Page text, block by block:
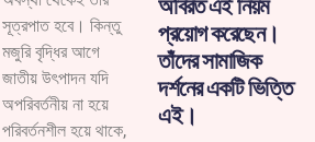
সূত্রপাত হবে। কিন্তু
মজুরি বৃদ্ধির আগে
জাতীয় উৎপাদন যদি
অপরিবর্তনীয় না হয়ে
পরিবর্তনশীল হয়ে থাকে,
অবিরত এই নিয়ম
প্রয়োগ করেছেন।
তাঁদের সামাজিক
দর্শনের একটি ভিত্তি
এই।